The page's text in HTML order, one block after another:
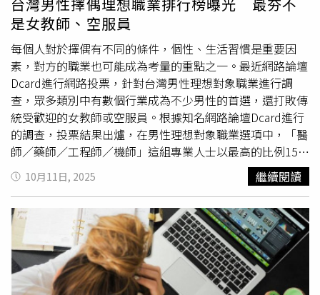
天出勤的保障與補償不足。除了薪資問題外，勞工安全也備
受關注。超過7成受訪者表示，公司在颱風天未提供額外安
全防護措施，甚至有超過2成曾因颱風期間執勤而受傷。需
要在戶外工作的勞工普遍認為，處理天災或災後復原工作，
每月至少應提供2610元危險加給；然而，雖有8成以上企業
表示願意發放危險加給，平均金額僅1656元，與勞工期待
仍有不小差距。在制度方面，高達96.1%的勞工支持將颱風
假、豪雨假及災防假納入《勞動基準法》，並列為有薪假，
企業也有超過6成表示贊成。此外，近9成上班族認為，政府
應在前一天晚間10點前公布是否停班停課，讓企業及民眾有
充裕時間安排工作、交通及防災準備。依現行《天然災害發
生事業單位勞工出勤管理及工資給付要點》，若工作地、居
住地或通勤必經地區已宣布停班，勞工可基於安全考量不出
勤，雇主不得要求補班、記曠職、扣發全勤獎金或強迫請事
假；若因營運需求要求員工出勤，除應照常給付工資外，也
應事前取得勞工同意，並提供交通工具、交通津貼或其他必
要協助。yes123求職網也提醒，若勞工認為風雨過大、出
是女教師、空服員
每個人對於擇偶有不同的條件，個性、生活習慣是重要因
素，對方的職業也可能成為考量的重點之一。最近網路論壇
Dcard進行網路投票，針對台灣男性理想對象職業進行調
查，眾多類別中有數個行業成為不少男性的首選，還打敗傳
統受歡迎的女教師或空服員。根據知名網路論壇Dcard進行
的調查，投票結果出爐，在男性理想對象職業選項中，「醫
師／藥師／工程師／機師」這組專業人士以最高的比例15%
為最高票，其次是「會計／法務／教職／員警／公務員」占
有11％，給人亮麗形象的「啦啦隊／模特／SG／舞者／空
姐」獲得10%民眾喜歡。在過去常常聽到男性希望另一半是
女教師或空服員，如今最新的調查結果有別於以往，投票底
下也引發熱烈討論，有曾與女教師交往過的網友表示，「不
要老師，女老師很恐怖，不信邪可以儘管嘗試」；但有人對
於醫師類別有那麼多人喜歡感到意外，忍不住笑說，「選了
也沒用啊…還不是單身」，暗指醫師工作忙碌，忙起來可能
10月11日, 2025 繼續閱讀